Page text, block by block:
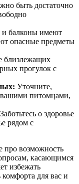
быть достаточно
и балконы имеют
опасные предметы
близлежащих
прогулок с
Уточните,
питомцами,
Заботьтесь о здоровье
рядом с
про возможность
касающимся
избежать
для вас и